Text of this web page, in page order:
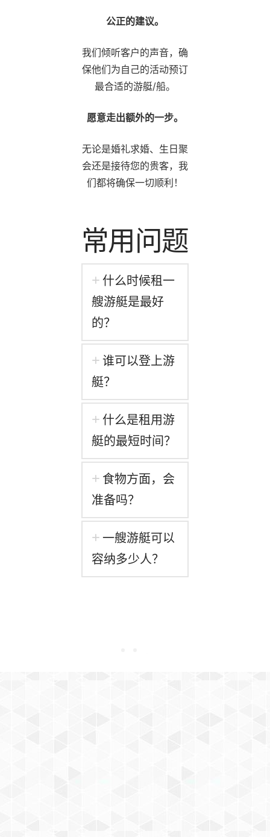
公正的建议。
我们倾听客户的声音，确
保他们为自己的活动预订
最合适的游艇/船。
愿意走出额外的一步。
无论是婚礼求婚、生日聚
会还是接待您的贵客，我
们都将确保一切顺利！
常用问题
什么时候租一
艘游艇是最好
的？
谁可以登上游
艇？
什么是租用游
艇的最短时间？
食物方面，会
准备吗？
一艘游艇可以
容纳多少人？